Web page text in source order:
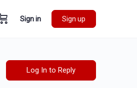
Sign in Sign up
Log In to Reply